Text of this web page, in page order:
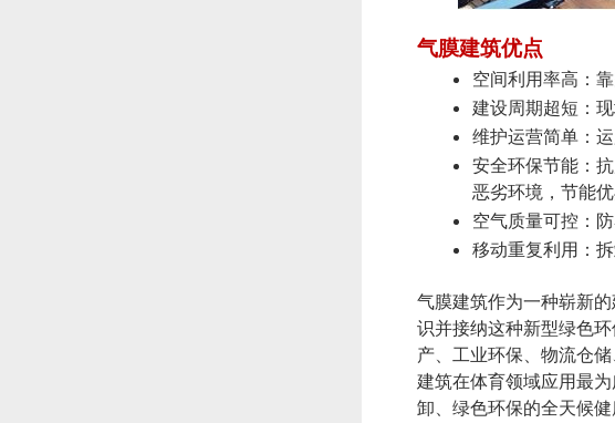
气膜建筑优点
空间利用率高：
建设周期超短：
维护运营简单：
安全环保节能：
恶劣环境，节能优
空气质量可控：
移动重复利用：
气膜建筑作为一种崭新
识并接纳这种新型绿色
产、工业环保、物流仓
建筑在体育领域应用最
卸、绿色环保的全天候